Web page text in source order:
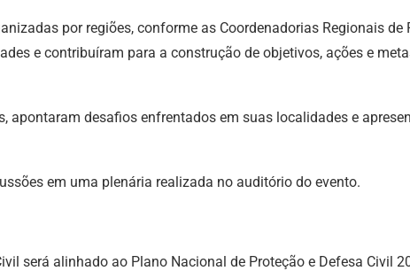
por regiões, conforme as Coordenadorias Regionais de
e contribuíram para a construção de objetivos, ações e
desafios enfrentados em suas localidades e
em uma plenária realizada no auditório do evento.
será alinhado ao Plano Nacional de Proteção e Defesa Civil